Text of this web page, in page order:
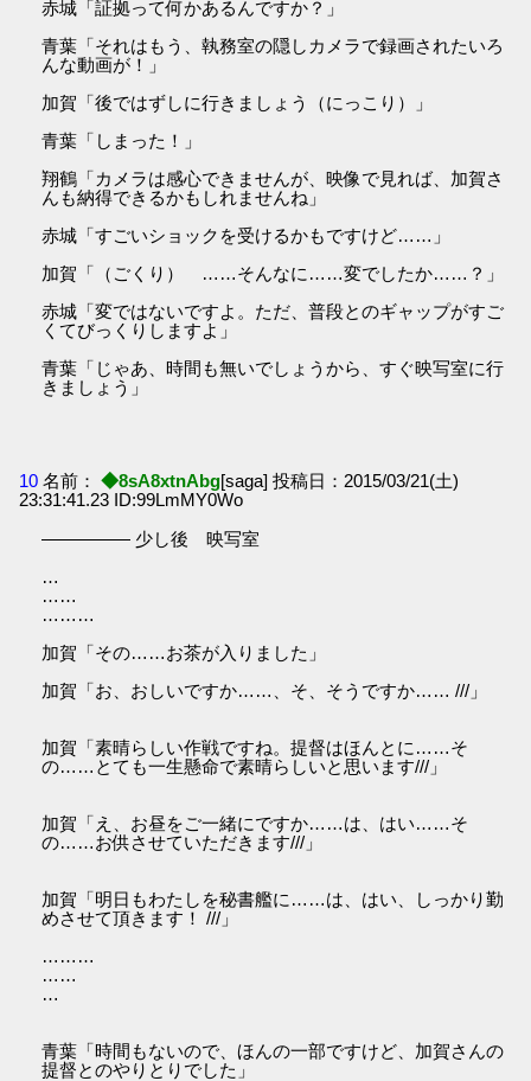
赤城「証拠って何かあるんですか？」
青葉「それはもう、執務室の隠しカメラで録画されたいろ
んな動画が！」
加賀「後ではずしに行きましょう（にっこり）」
青葉「しまった！」
翔鶴「カメラは感心できませんが、映像で見れば、加賀さ
んも納得できるかもしれませんね」
赤城「すごいショックを受けるかもですけど……」
加賀「（ごくり） ……そんなに……変でしたか……？」
赤城「変ではないですよ。ただ、普段とのギャップがすご
くてびっくりしますよ」
青葉「じゃあ、時間も無いでしょうから、すぐ映写室に行
きましょう」
10 名前： ◆8sA8xtnAbg[saga] 投稿日：2015/03/21(土)
23:31:41.23 ID:99LmMY0Wo
――――― 少し後 映写室
…
……
………
加賀「その……お茶が入りました」
加賀「お、おしいですか……、そ、そうですか…… ///」
加賀「素晴らしい作戦ですね。提督はほんとに……そ
の……とても一生懸命で素晴らしいと思います///」
加賀「え、お昼をご一緒にですか……は、はい……そ
の……お供させていただきます///」
加賀「明日もわたしを秘書艦に……は、はい、しっかり勤
めさせて頂きます！ ///」
………
……
…
青葉「時間もないので、ほんの一部ですけど、加賀さんの
提督とのやりとりでした」